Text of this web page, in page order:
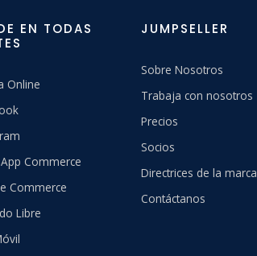
EN TODAS
Online
Commerce
Commerce
Libre
JUMPSELLER
Sobre Nosotros
Trabaja con nosotros
Precios
Socios
Directrices de la marca
Contáctanos